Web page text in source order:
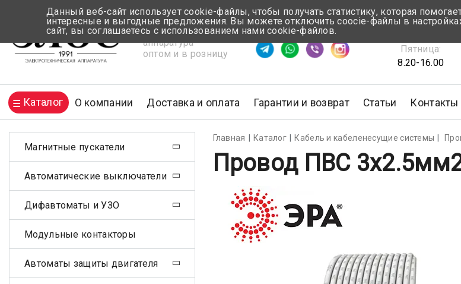
Электротехническая
аппаратура
оптом и в розницу
Время ответа ≈ 5 мин
Понедельник-
Пятница:
8.20-16.00
Каталог О компании Доставка и оплата Гарантии и возврат Статьи Контакты
Главная Каталог Кабель и кабеленесущие системы
Провод ПВС
Магнитные пускатели
Автоматические выключатели
Дифавтоматы и УЗО
Модульные контакторы
Автоматы защиты двигателя
Данный веб-сайт использует cookie-файлы, чтобы получать статистику, которая
интересные и выгодные предложения. Вы можете отключить coocie-файлы в
сайт, вы соглашаетесь с использованием нами cookie-файлов.